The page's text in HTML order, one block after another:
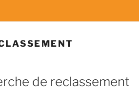
de reclassement